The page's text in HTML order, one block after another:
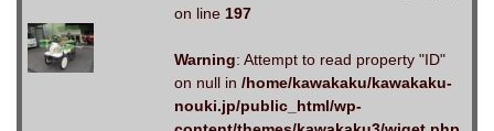
on line 197
Warning: Attempt to read property "ID"
on null in /home/kawakaku/kawakaku-
nouki.jp/public_html/wp-